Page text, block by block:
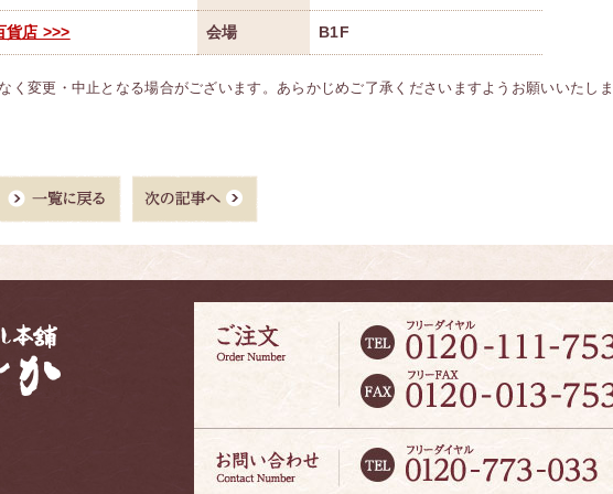
貨店 >>> 会場 B1F
く変更・中止となる場合がございます。あらかじめご了承くださいますようお願いいたしま